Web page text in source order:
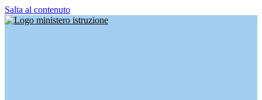
Salta al contenuto